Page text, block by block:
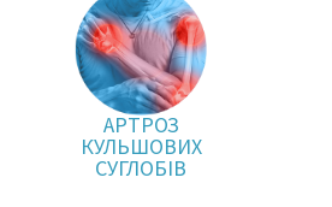
АРТРОЗ
КУЛЬШОВИХ
СУГЛОБІВ